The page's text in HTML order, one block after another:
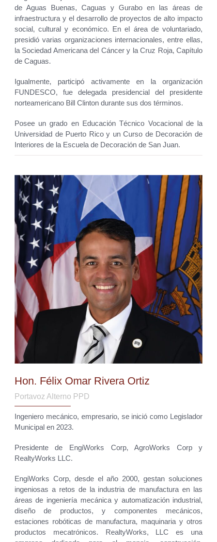
de Aguas Buenas, Caguas y Gurabo en las áreas de
infraestructura y el desarrollo de proyectos de alto impacto
social, cultural y económico. En el área de voluntariado,
presidió varias organizaciones internacionales, entre ellas,
la Sociedad Americana del Cáncer y la Cruz Roja, Capítulo
de Caguas.
Igualmente, participó activamente en la organización
FUNDESCO, fue delegada presidencial del presidente
norteamericano Bill Clinton durante sus dos términos.
Posee un grado en Educación Técnico Vocacional de la
Universidad de Puerto Rico y un Curso de Decoración de
Interiores de la Escuela de Decoración de San Juan.
Hon. Félix Omar Rivera Ortiz
Portavoz Alterno PPD
Ingeniero mecánico, empresario, se inició como Legislador
Municipal en 2023.
Presidente de EngiWorks Corp, AgroWorks Corp y
RealtyWorks LLC.
EngiWorks Corp, desde el año 2000, gestan soluciones
ingeniosas a retos de la industria de manufactura en las
áreas de ingeniería mecánica y automatización industrial,
diseño de productos, y componentes mecánicos,
estaciones robóticas de manufactura, maquinaria y otros
productos mecatrónicos. RealtyWorks, LLC es una